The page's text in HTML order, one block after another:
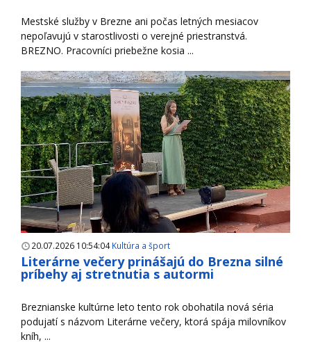
Mestské služby v Brezne ani počas letných mesiacov
nepoľavujú v starostlivosti o verejné priestranstvá.
BREZNO. Pracovníci priebežne kosia ...
20.07.2026 10:54:04Kultúra a šport
Literárne večery prinášajú do Brezna silné
príbehy aj stretnutia s autormi
Breznianske kultúrne leto tento rok obohatila nová séria
podujatí s názvom Literárne večery, ktorá spája milovníkov
kníh, ...